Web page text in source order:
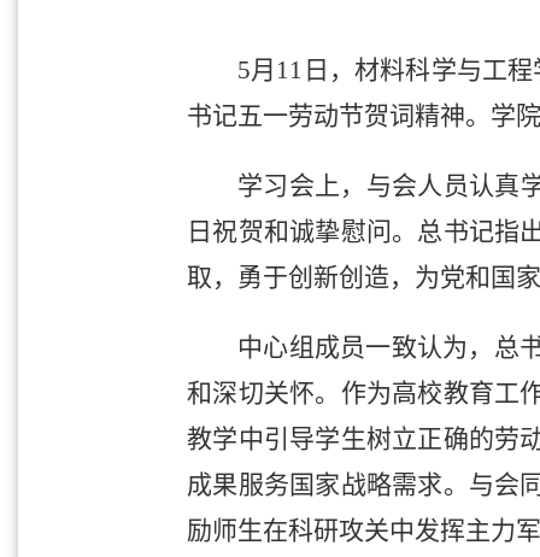
5月11日，材料科学与工
书记五一劳动节贺词精神。学
学习会上，与会人员认真
日祝贺和诚挚慰问。总书记指
取，勇于创新创造，为党和国
中心组成员一致认为，总
和深切关怀。作为高校教育工
教学中引导学生树立正确的劳
成果服务国家战略需求。与会
励师生在科研攻关中发挥主力